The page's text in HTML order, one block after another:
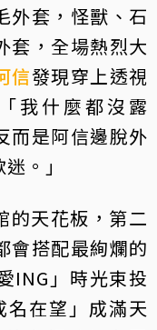
外套，怪獸、石
套，全場熱烈大
信發現穿上透視
我什麼都沒露
而是阿信邊脫外
。」
的天花板，第二
會搭配最絢爛的
ING」時光束投
名在望」成滿天